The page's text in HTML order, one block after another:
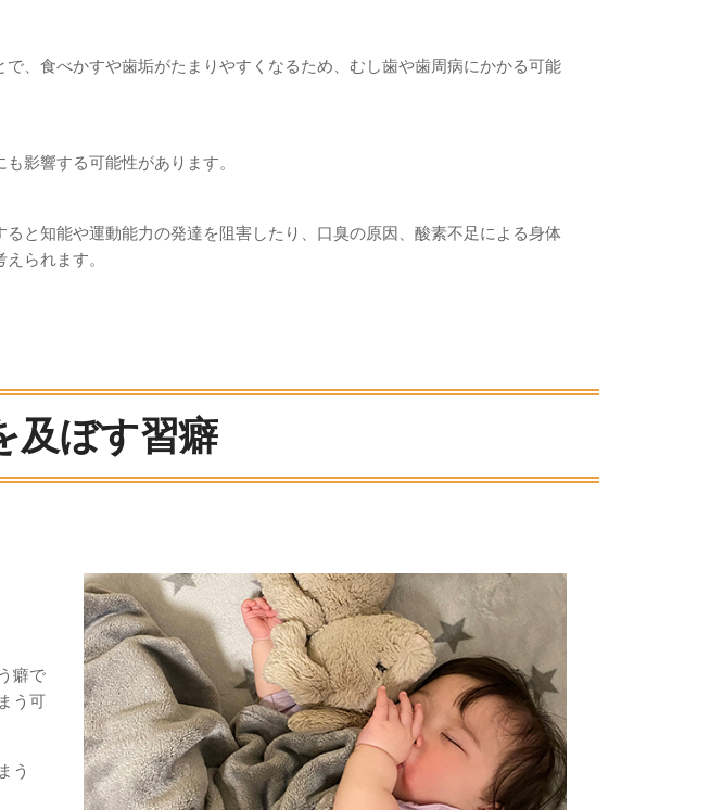
で、食べかすや歯垢がたまりやすくなるため、むし歯や歯周病にかかる可能
影響する可能性があります。
ると知能や運動能力の発達を阻害したり、口臭の原因、酸素不足による身体
られます。
及ぼす習癖
癖で
う可
う